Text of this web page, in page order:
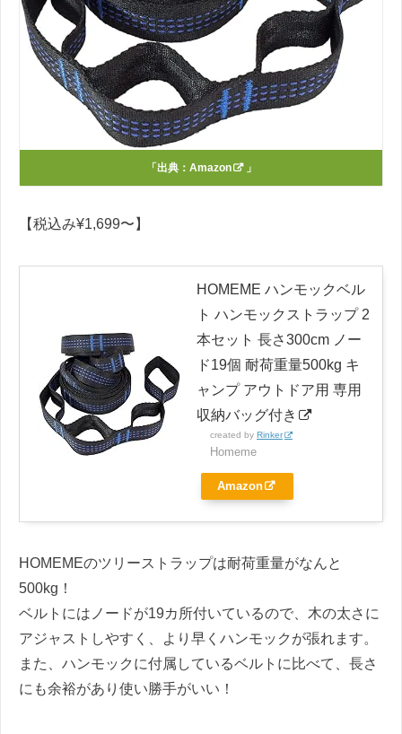
「出典： Amazon 」
【税込み¥1,699〜】
HOMEME ハンモックベル
ト ハンモックストラップ 2
本セット 長さ300cm ノー
ド19個 耐荷重量500kg キ
ャンプ アウトドア用 専用
収納バッグ付き
created by Rinker
Homeme
Amazon
HOMEMEのツリーストラップは耐荷重量がなんと
500kg！
ベルトにはノードが19カ所付いているので、木の太さに
アジャストしやすく、より早くハンモックが張れます。
また、ハンモックに付属しているベルトに比べて、長さ
にも余裕があり使い勝手がいい！